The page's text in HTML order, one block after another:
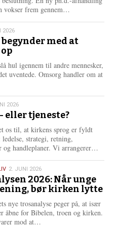
vokser frem gennem…
e
e
2026
med at
hul igennem til andre mennesker,
uventede. Omsorg handler om at
2026
eller tjeneste?
os til, at kirkens sprog er fyldt
strategi, retning,
og handleplaner. Vi arrangerer…
r
e
2. JUNI 2026
2026: Når unge
bør kirken lytte
nye trosanalyse peger på, at især
åbne for Bibelen, troen og kirken.
mod at…